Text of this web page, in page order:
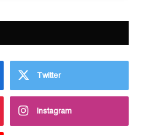
Twitter
Instagram